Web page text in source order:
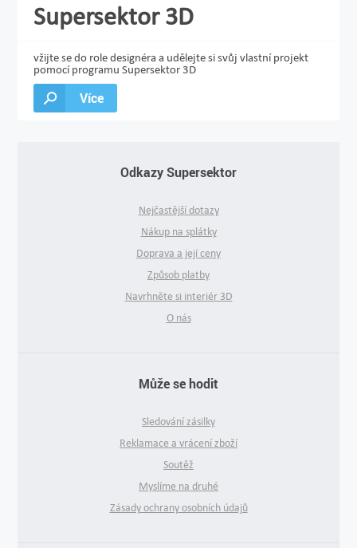
Supersektor 3D
vžijte se do role designéra a udělejte si svůj vlastní projekt
pomocí programu Supersektor 3D
Více
Odkazy Supersektor
Nejčastější dotazy
Nákup na splátky
Doprava a její ceny
Způsob platby
Navrhněte si interiér 3D
O nás
Může se hodit
Sledování zásilky
Reklamace a vrácení zboží
Soutěž
Myslíme na druhé
Zásady ochrany osobních údajů